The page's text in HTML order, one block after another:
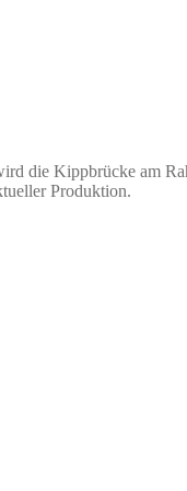
die Kippbrücke am
Produktion.